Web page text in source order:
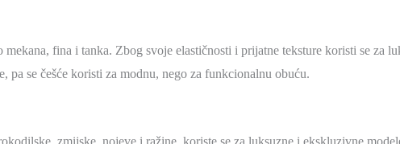
mekana, fina i tanka. Zbog svoje elastičnosti i prijatne teksture koristi se za
pa se češće koristi za modnu, nego za funkcionalnu obuću.
zmijske, nojeve i ražine, koriste se za luksuzne i ekskluzivne